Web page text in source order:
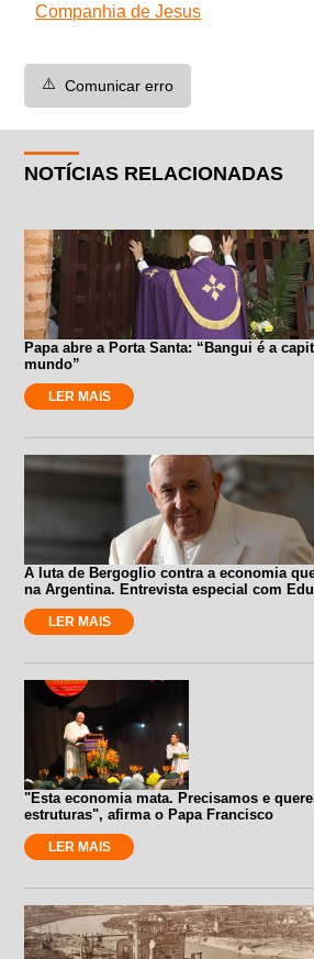
Companhia de Jesus
⚠️ Comunicar erro
NOTÍCIAS RELACIONADAS
Papa abre a Porta Santa: “Bangui é a
mundo”
LER MAIS
A luta de Bergoglio contra a economia
na Argentina. Entrevista especial com
LER MAIS
"Esta economia mata. Precisamos e
estruturas", afirma o Papa Francisco
LER MAIS